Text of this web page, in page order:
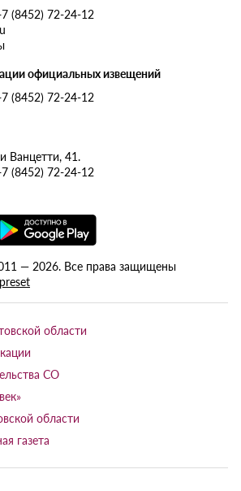
(8452) 72-24-12
официальных извещений
(8452) 72-24-12
Ванцетти, 41.
(8452) 72-24-12
— 2026. Все права защищены
области
СО
области
газета